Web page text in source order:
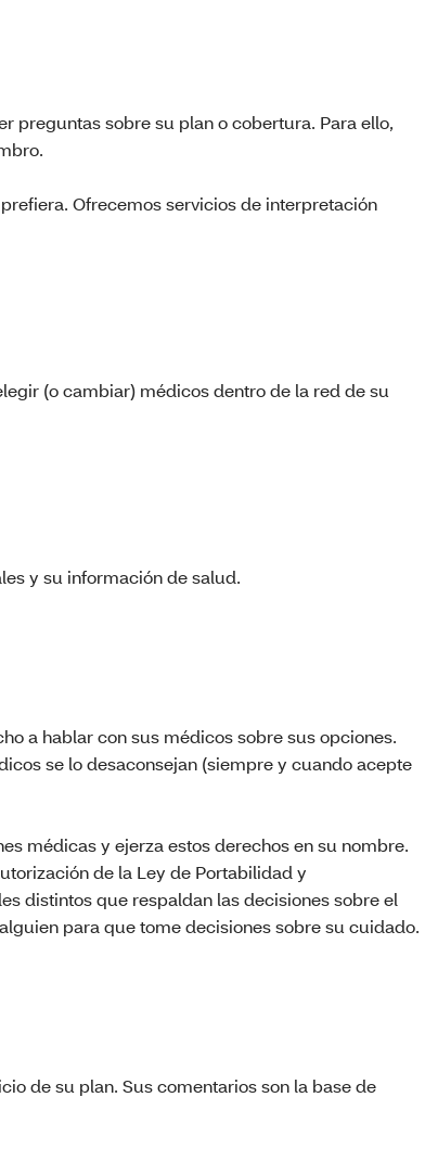
preguntas sobre su plan o cobertura. Para ello,
Ofrecemos servicios de interpretación
(o cambiar) médicos dentro de la red de su
y su información de salud.
a hablar con sus médicos sobre sus opciones.
se lo desaconsejan (siempre y cuando acepte
médicas y ejerza estos derechos en su nombre.
de la Ley de Portabilidad y
distintos que respaldan las decisiones sobre el
para que tome decisiones sobre su cuidado.
de su plan. Sus comentarios son la base de